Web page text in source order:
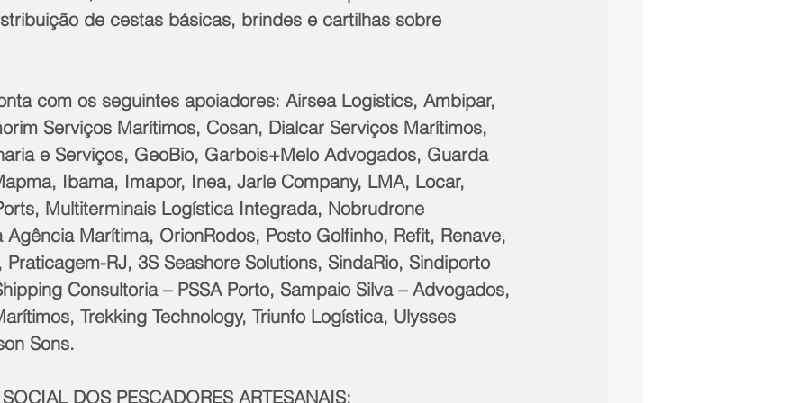
de cestas básicas, brindes e cartilhas sobre
com os seguintes apoiadores: Airsea Logistics, Ambipar,
Serviços Marítimos, Cosan, Dialcar Serviços Marítimos,
e Serviços, GeoBio, Garbois+Melo Advogados, Guarda
Ibama, Imapor, Inea, Jarle Company, LMA, Locar,
Multiterminais Logística Integrada, Nobrudrone
Marítima, OrionRodos, Posto Golfinho, Refit, Renave,
Praticagem-RJ, 3S Seashore Solutions, SindaRio, Sindiporto
Consultoria – PSSA Porto, Sampaio Silva – Advogados,
Trekking Technology, Triunfo Logística, Ulysses
Sons.
DOS PESCADORES ARTESANAIS: